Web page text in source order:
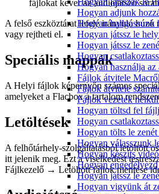
Hogyan adjunk
Hogyan hallgassunk
Hogyan játssz le
Hogyan játssz le
Hogyan
Hogyan használja
Fájlok átvitele
Fájlok átvitele
Fájlok vezeték
Hogyan töltsd fel
Hogyan
Hogyan tölts le
Hogyan válasszunk
Hogyan készíts
Hogyan
Hogyan játssz le
Hogyan vigyünk át
fájlokat kever az audiojátszó
A felső eszköztárat lefelé irányuló húzó
vagy rejtheti el.
Speciális mappák
A Helyi fájlok képernyőn számos
amelyeket a Flacbox a tartalom
Letöltések
A felhőtárhely-szolgáltatásból letöltött
itt jelenik meg. Ezt a viselkedést
Fájlkezelő → Letöltött fájlok mentése